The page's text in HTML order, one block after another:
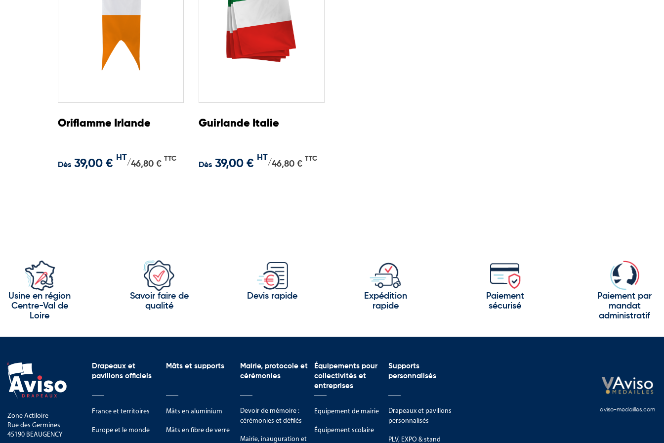
Oriflamme Irlande
Dès 39,00 € HT
/46,80 €
TTC
Guirlande Italie
Dès 39,00 € HT
/46,80 €
TTC
Usine en région
Centre-Val de
Loire
Savoir faire de
qualité
Devis rapide
Expédition
rapide
Paiement
sécurisé
Paiement par
mandat
administratif
Zone Actiloire
Rue des Germines
45190 BEAUGENCY
Drapeaux et
pavillons officiels
France et territoires
Europe et le monde
Mâts et supports
Mâts en aluminium
Mâts en fibre de verre
Mairie, protocole et
cérémonies
Devoir de mémoire :
cérémonies et défilés
Mairie, inauguration et
Équipements pour
collectivités et
entreprises
Equipement de mairie
Équipement scolaire
Supports
personnalisés
Drapeaux et pavillons
personnalisés
PLV, EXPO & stand
aviso-medailles.com